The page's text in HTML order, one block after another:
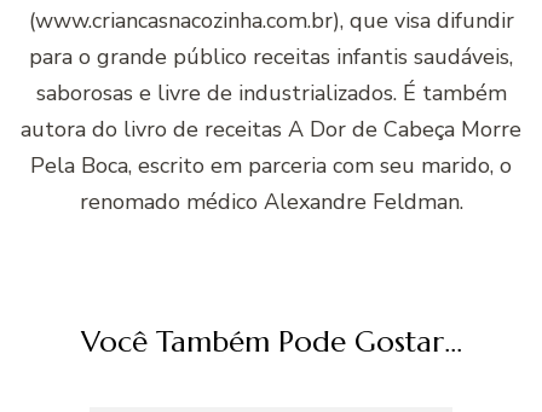
(www.criancasnacozinha.com.br), que visa difundir
para o grande público receitas infantis saudáveis,
saborosas e livre de industrializados. É também
autora do livro de receitas A Dor de Cabeça Morre
Pela Boca, escrito em parceria com seu marido, o
renomado médico Alexandre Feldman.
Você Também Pode Gostar...